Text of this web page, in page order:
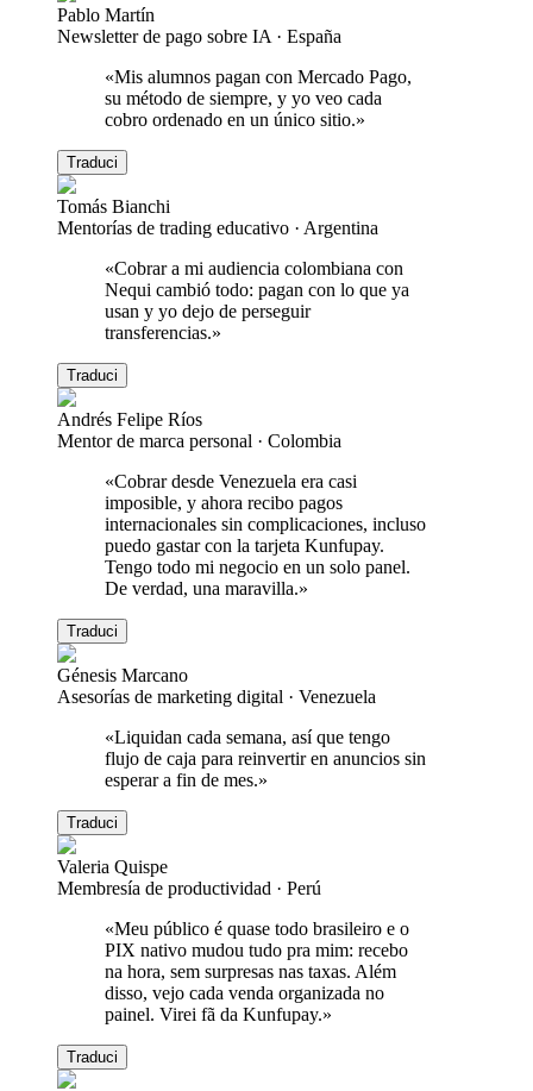
Pablo Martín
Newsletter de pago sobre IA · España
«Mis alumnos pagan con Mercado Pago,
su método de siempre, y yo veo cada
cobro ordenado en un único sitio.»
Traduci
Tomás Bianchi
Mentorías de trading educativo · Argentina
«Cobrar a mi audiencia colombiana con
Nequi cambió todo: pagan con lo que ya
usan y yo dejo de perseguir
transferencias.»
Traduci
Andrés Felipe Ríos
Mentor de marca personal · Colombia
«Cobrar desde Venezuela era casi
imposible, y ahora recibo pagos
internacionales sin complicaciones, incluso
puedo gastar con la tarjeta Kunfupay.
Tengo todo mi negocio en un solo panel.
De verdad, una maravilla.»
Traduci
Génesis Marcano
Asesorías de marketing digital · Venezuela
«Liquidan cada semana, así que tengo
flujo de caja para reinvertir en anuncios sin
esperar a fin de mes.»
Traduci
Valeria Quispe
Membresía de productividad · Perú
«Meu público é quase todo brasileiro e o
PIX nativo mudou tudo pra mim: recebo
na hora, sem surpresas nas taxas. Além
disso, vejo cada venda organizada no
painel. Virei fã da Kunfupay.»
Traduci